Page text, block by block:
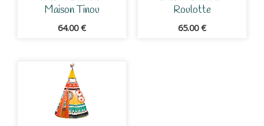
Maison Tinou
64.00€
Roulotte
65.00€